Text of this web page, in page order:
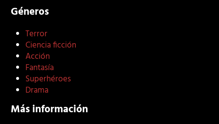
Géneros
Terror
Ciencia ficción
Acción
Fantasía
Superhéroes
Drama
Más información